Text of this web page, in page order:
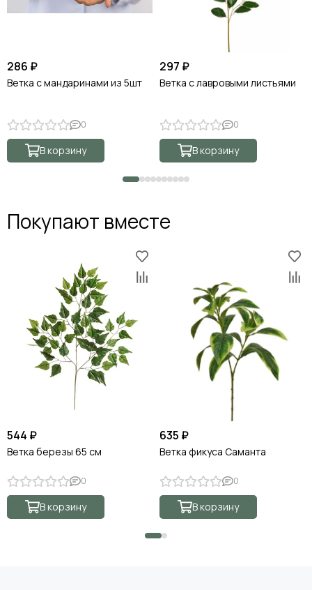
286 ₽
Ветка с мандаринами из 5шт
0
В корзину
297 ₽
Ветка с лавровыми листьями
0
В корзину
Покупают вместе
544 ₽
Ветка березы 65 см
0
В корзину
635 ₽
Ветка фикуса Саманта
0
В корзину